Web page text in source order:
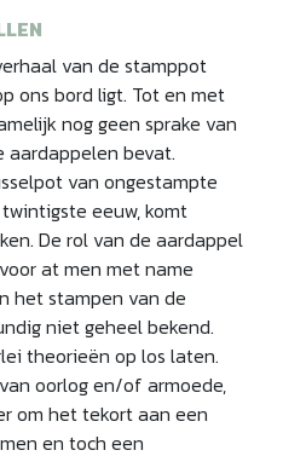
van de stamppot
ons bord ligt. Tot en met
nog geen sprake van
bevat.
van ongestampte
eeuw, komt
De rol van de aardappel
at men met name
het stampen van de
niet geheel bekend.
theorieën op los laten.
oorlog en/of armoede,
om het tekort aan een
en toch een